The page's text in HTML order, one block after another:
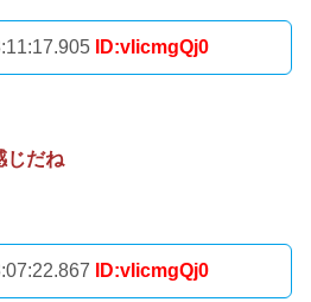
ID:vIicmgQj0
じだね
ID:vIicmgQj0